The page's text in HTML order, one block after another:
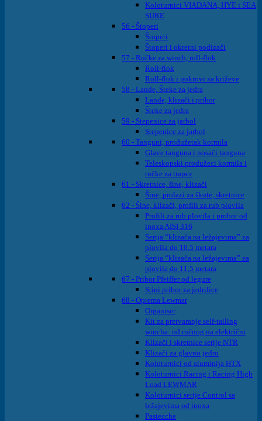
Koloturnici VIADANA, HYE i SEA
SURE
56 - Štoperi
Štoperi
Štoperi i okretni podizači
57 - Ručke za winch, roll-flok
Roll-flok
Roll-flok i pokrovi za križeve
58 - Lande, Šteke za jedra
Lande, klizači i pribor
Šteke za jedra
59 - Stepenice za jarbol
Stepenice za jarbol
60 - Tanguni, produžetak kormila
Glave tanguna i nosači tanguna
Teleskopski produžeci kormila i
ručke za trapez
61 - Skretnice, šine, klizači
Šine, prolazi za škote, skretnice
62 - Šine, klizači, profili za rub plovila
Profili za rub plovila i probor od
inoxa AISI 316
Serija “klizača na ležajevima” za
plovila do 10,5 metara
Serija “klizača na ležajevima” za
plovila do 11,5 metara
67 - Pribor Pfeiffer od legure
Stini pribor za jedrilice
68 - Oprema Lewmar
Organiser
Kit za pretvaranje self-tailing
wincha: od ručnog na električni
Klizači i skretnice serije NTR
Klizači za glavno jedro
Koloturnici od aluminija HTX
Koloturnici Racing i Racing High
Load LEWMAR
Koloturnici serije Control sa
ležajevima od inoxa
Pastecche